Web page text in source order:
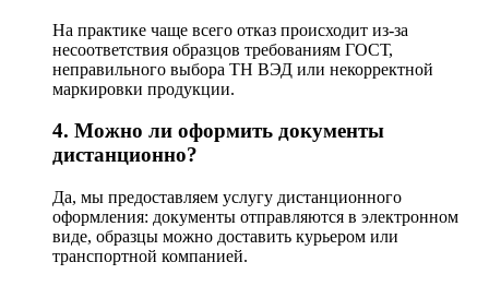
На практике чаще всего отказ происходит из-за
несоответствия образцов требованиям ГОСТ,
неправильного выбора ТН ВЭД или некорректной
маркировки продукции.
4. Можно ли оформить документы
дистанционно?
Да, мы предоставляем услугу дистанционного
оформления: документы отправляются в электронном
виде, образцы можно доставить курьером или
транспортной компанией.